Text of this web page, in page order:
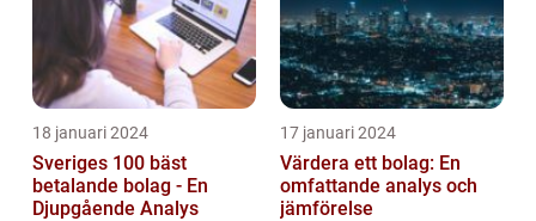
18 januari 2024
Sveriges 100 bäst
betalande bolag - En
Djupgående Analys
17 januari 2024
Värdera ett bolag: En
omfattande analys och
jämförelse